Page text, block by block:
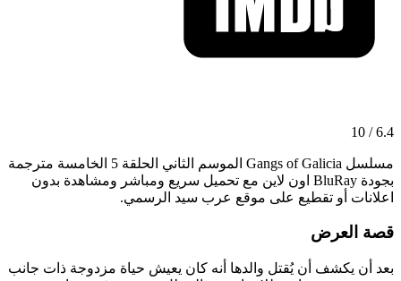
6.4 / 10
مسلسل Gangs of Galicia الموسم الثاني الحلقة 5 الخامسة مترجمة
بجودة BluRay اون لاين مع تحميل سريع ومباشر ومشاهدة بدون
اعلانات أو تقطيع على موقع عرب سيد الرسمي.
قصة العرض
بعد أن يكشف أن يُقتل والدها أنه كان يعيش حياة مزدوجة ذات جانب